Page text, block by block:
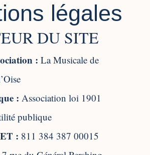
légales
DU SITE
: La Musicale de
: Association loi 1901
publique
: 811 384 387 00015